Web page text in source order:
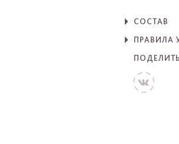
СОСТАВ
ПРАВИЛА